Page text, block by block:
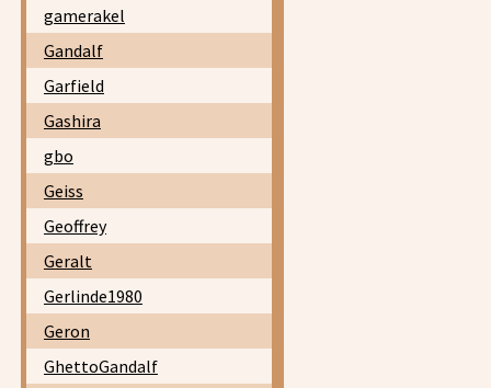
gamerakel
Gandalf
Garfield
Gashira
gbo
Geiss
Geoffrey
Geralt
Gerlinde1980
Geron
GhettoGandalf